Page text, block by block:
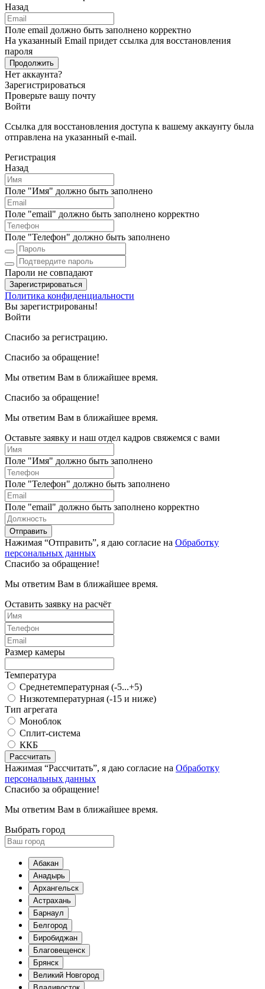
Назад
Поле email должно быть заполнено корректно
На указанный Email придет ссылка для восстановления
пароля
Продолжить
Нет аккаунта?
Зарегистрироваться
Проверьте вашу почту
Войти
Ссылка для восстановления доступа к вашему аккаунту была
отправлена на указанный e-mail.
Регистрация
Назад
Поле "Имя" должно быть заполнено
Поле "email" должно быть заполнено корректно
Поле "Телефон" должно быть заполнено
Пароли не совпадают
Зарегистрироваться
Политика конфиденциальности
Вы зарегистрированы!
Войти
Спасибо за регистрацию.
Спасибо за обращение!
Мы ответим Вам в ближайшее время.
Спасибо за обращение!
Мы ответим Вам в ближайшее время.
Оставьте заявку и наш отдел кадров свяжемся с вами
Поле "Имя" должно быть заполнено
Поле "Телефон" должно быть заполнено
Поле "email" должно быть заполнено корректно
Отправить
Нажимая “Отправить”, я даю согласие на Обработку
персональных данных
Спасибо за обращение!
Мы ответим Вам в ближайшее время.
Оставить заявку на расчёт
Размер камеры
Температура
Среднетемпературная (-5...+5)
Низкотемпературная (-15 и ниже)
Тип агрегата
Моноблок
Сплит-система
ККБ
Рассчитать
Нажимая “Рассчитать”, я даю согласие на Обработку
персональных данных
Спасибо за обращение!
Мы ответим Вам в ближайшее время.
Выбрать город
Абакан
Анадырь
Архангельск
Астрахань
Барнаул
Белгород
Биробиджан
Благовещенск
Брянск
Великий Новгород